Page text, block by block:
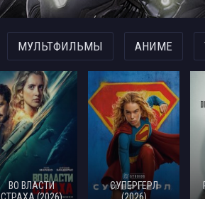
МУЛЬТФИЛЬМЫ АНИМЕ
ВО ВЛАСТИ
СУПЕРГЕРЛ